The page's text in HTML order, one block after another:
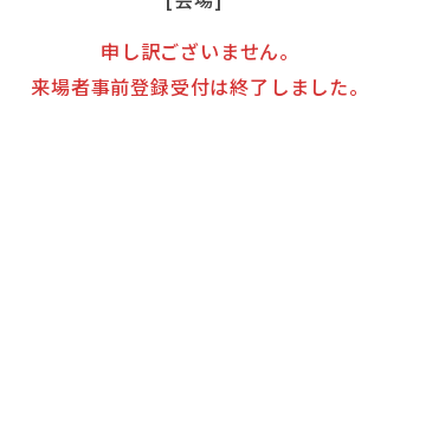
申し訳ございません。
来場者事前登録受付は終了しました。